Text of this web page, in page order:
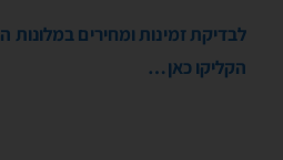
לבדיקת זמינות ומחירים במלונות
הקליקו כאן…